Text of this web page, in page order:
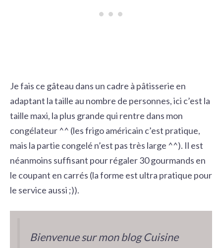
Je fais ce gâteau dans un cadre à pâtisserie en
adaptant la taille au nombre de personnes, ici c’est la
taille maxi, la plus grande qui rentre dans mon
congélateur ^^ (les frigo américain c’est pratique,
mais la partie congelé n’est pas très large ^^). Il est
néanmoins suffisant pour régaler 30 gourmands en
le coupant en carrés (la forme est ultra pratique pour
le service aussi ;)).
Bienvenue sur mon blog Cuisine